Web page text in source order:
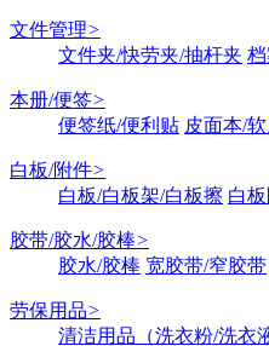
文件管理>
文件夹/快劳夹/抽杆夹
本册/便签>
便签纸/便利贴 皮面本/
白板/附件>
白板/白板架/白板擦 白
胶带/胶水/胶棒>
胶水/胶棒 宽胶带/窄胶带
劳保用品>
清洁用品（洗衣粉/洗衣